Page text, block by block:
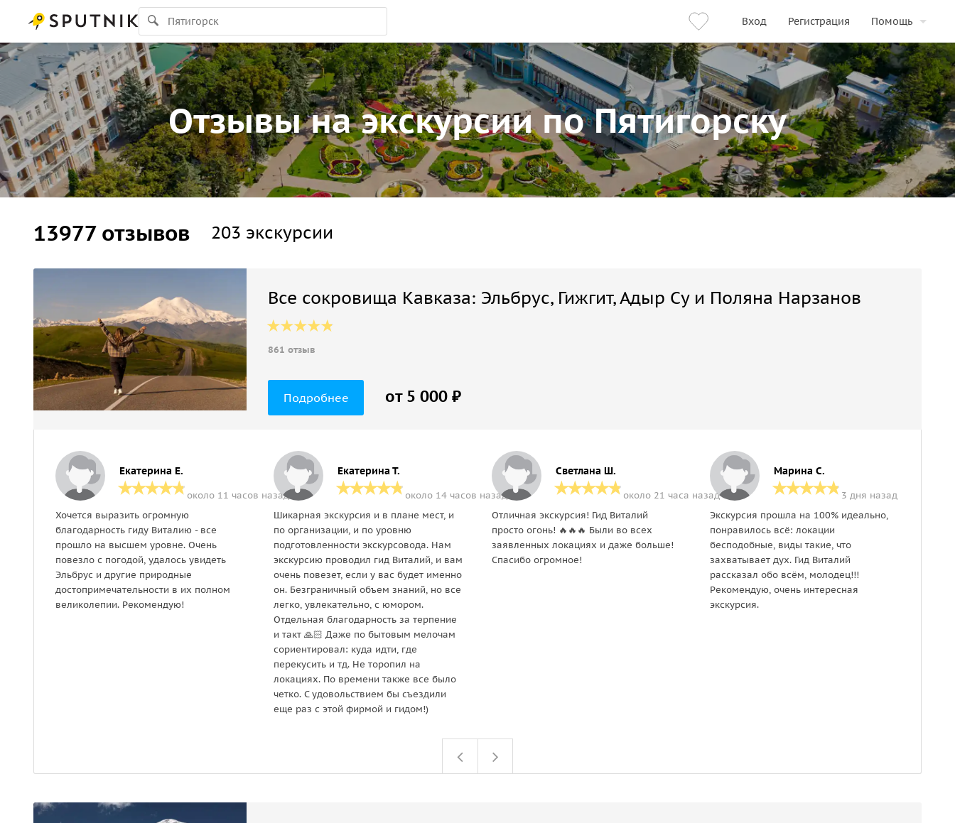
Вход Регистрация Помощь
Отзывы на экскурсии по Пятигорску
13977 отзывов 203 экскурсии
Все сокровища Кавказа: Эльбрус, Гижгит, Адыр Су и Поляна Нарзанов
861 отзыв
Подробнее от 5 000 ₽
Екатерина Е.
около 11 часов назад
Хочется выразить огромную
благодарность гиду Виталию - все
прошло на высшем уровне. Очень
повезло с погодой, удалось увидеть
Эльбрус и другие природные
достопримечательности в их полном
великолепии. Рекомендую!
Екатерина Т.
около 14 часов назад
Шикарная экскурсия и в плане мест, и
по организации, и по уровню
подготовленности экскурсовода. Нам
экскурсию проводил гид Виталий, и вам
очень повезет, если у вас будет именно
он. Безграничный объем знаний, но все
легко, увлекательно, с юмором.
Отдельная благодарность за терпение
и такт 🙏🏻 Даже по бытовым мелочам
сориентировал: куда идти, где
перекусить и тд. Не торопил на
локациях. По времени также все было
четко. С удовольствием бы съездили
еще раз с этой фирмой и гидом!)
Светлана Ш.
около 21 часа назад
Отличная экскурсия! Гид Виталий
просто огонь! 🔥🔥🔥 Были во всех
заявленных локациях и даже больше!
Спасибо огромное!
Марина С.
3 дня назад
Экскурсия прошла на 100% идеально,
понравилось всё: локации
бесподобные, виды такие, что
захватывает дух. Гид Виталий
рассказал обо всём, молодец!!!
Рекомендую, очень интересная
экскурсия.